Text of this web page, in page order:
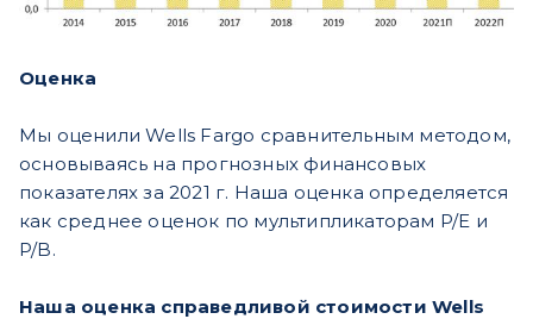
Оценка
Мы оценили Wells Fargo сравнительным методом,
основываясь на прогнозных финансовых
показателях за 2021 г. Наша оценка определяется
как среднее оценок по мультипликаторам P/E и
P/B.
Наша оценка справедливой стоимости Wells